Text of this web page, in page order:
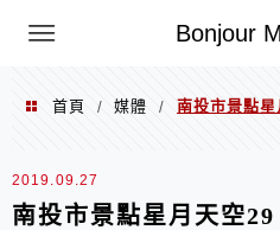
Bonjour
選單
首頁 / 媒體 / 南投市景點星
2019.09.27
南投市景點星月天空29